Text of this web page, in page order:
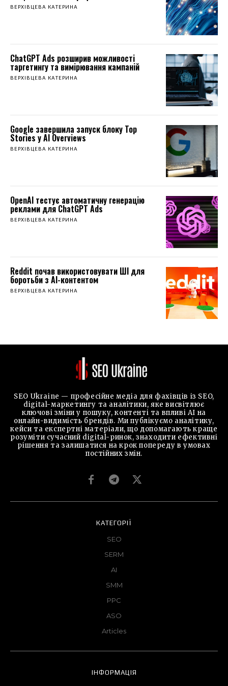
ВЕРХІВЦЕВА КАТЕРИНА
ChatGPT Ads розширив можливості
таргетингу та вимірювання кампаній
ВЕРХІВЦЕВА КАТЕРИНА
Google завершила запуск блоку Top
Stories у AI Overviews
ВЕРХІВЦЕВА КАТЕРИНА
OpenAI тестує автоматичну генерацію
реклами для ChatGPT Ads
ВЕРХІВЦЕВА КАТЕРИНА
Reddit почав використовувати ШІ для
боротьби з AI-контентом
ВЕРХІВЦЕВА КАТЕРИНА
SEO Ukraine — професійне медіа для фахівців із SEO,
digital-маркетингу та аналітики, яке висвітлює
ключові зміни у пошуку, контенті та впливі AI на
онлайн-видимість брендів. Ми публікуємо аналітику,
кейси та експертні матеріали, що допомагають краще
розуміти сучасний digital-ринок, знаходити ефективні
рішення та залишатися на крок попереду в умовах
постійних змін.
КАТЕГОРІЇ
SEO
SERM
AI
SMM
PPC
ASO
Articles
ІНФОРМАЦІЯ